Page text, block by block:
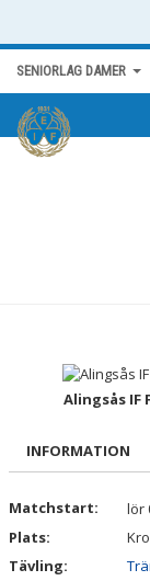
SENIORLAG DAMER
HEM
BILDGALLERI
DOKUMENT
Alingsås IF
INFORMATION
Matchstart:
lör
Plats:
Tävling: